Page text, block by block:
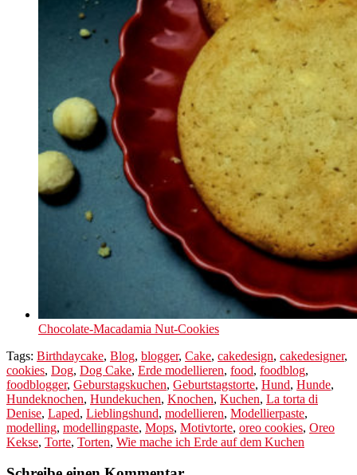
Chocolate-Macadamia Nut-Cookies
Tags: Birthdaycake, Blog, blogger, Cake, cakedesign, cakedesigner,
cookies, Dog, Dog Cake, Erde modellieren, food, foodblog,
foodblogger, Geburstagskuchen, Geburtstagstorte, Hund, Hunde,
Hundeknochen, Hundekuchen, Knochen, Kuchen, La torta di
Denise, Laped, Lieblingshund, modellieren, Modellierpaste,
modelling, modellingpaste, Mops, Motivtorte, oreo cookies, Oreo
Kekse, Torte, Torten, Wie mache ich Erde auf dem Kuchen